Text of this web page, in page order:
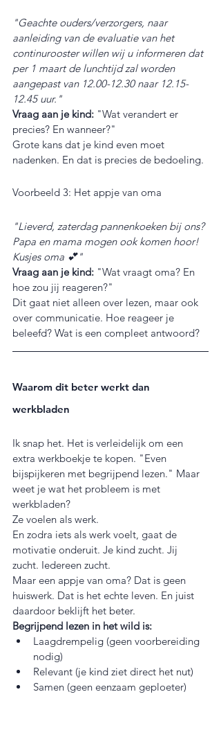
"Geachte ouders/verzorgers, naar
aanleiding van de evaluatie van het
continurooster willen wij u informeren dat
per 1 maart de lunchtijd zal worden
aangepast van 12.00-12.30 naar 12.15-
12.45 uur."
Vraag aan je kind: "Wat verandert er
precies? En wanneer?"
Grote kans dat je kind even moet
nadenken. En dat is precies de bedoeling.
Voorbeeld 3: Het appje van oma
"Lieverd, zaterdag pannenkoeken bij ons?
Papa en mama mogen ook komen hoor!
Kusjes oma 💕"
Vraag aan je kind: "Wat vraagt oma? En
hoe zou jij reageren?"
Dit gaat niet alleen over lezen, maar ook
over communicatie. Hoe reageer je
beleefd? Wat is een compleet antwoord?
Waarom dit beter werkt dan
werkbladen
Ik snap het. Het is verleidelijk om een
extra werkboekje te kopen. "Even
bijspijkeren met begrijpend lezen." Maar
weet je wat het probleem is met
werkbladen?
Ze voelen als werk.
En zodra iets als werk voelt, gaat de
motivatie onderuit. Je kind zucht. Jij
zucht. Iedereen zucht.
Maar een appje van oma? Dat is geen
huiswerk. Dat is het echte leven. En juist
daardoor beklijft het beter.
Begrijpend lezen in het wild is:
Laagdrempelig (geen voorbereiding
nodig)
Relevant (je kind ziet direct het nut)
Samen (geen eenzaam geploeter)